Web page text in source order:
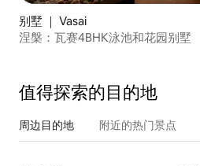
别墅 ｜ Vasai
涅槃：瓦赛4BHK泳池和花园别墅
值得探索的目的地
周边目的地 附近的热门景点